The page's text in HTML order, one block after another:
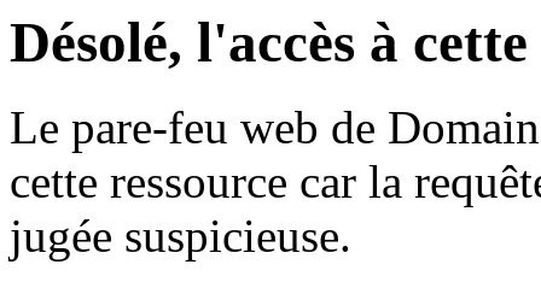
Désolé, l'accès à
Le pare-feu web de
cette ressource car la
jugée suspicieuse.